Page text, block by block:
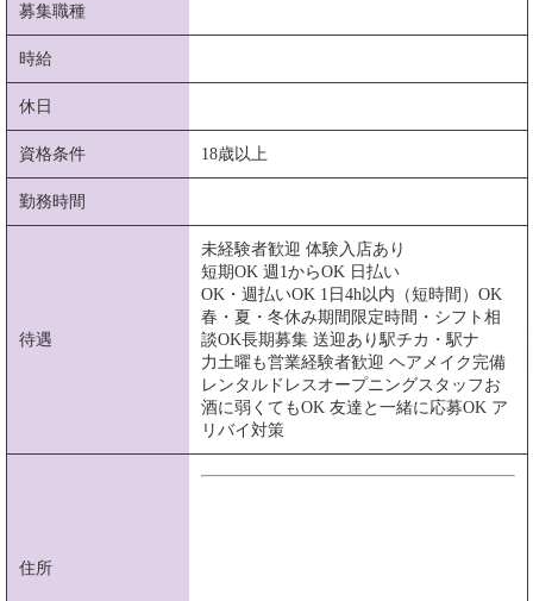
募集職種
時給
休日
資格条件 18歳以上
勤務時間
待遇
未経験者歓迎 体験入店あり
短期OK 週1からOK 日払い
OK・週払いOK 1日4h以内（短時間）OK
春・夏・冬休み期間限定時間・シフト相
談OK長期募集 送迎あり駅チカ・駅ナ
力土曜も営業経験者歓迎 ヘアメイク完備
レンタルドレスオープニングスタッフお
酒に弱くてもOK 友達と一緒に応募OK ア
リバイ対策
住所